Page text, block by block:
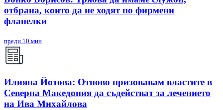
отбрана, които да не ходят по фирмени
фланелки
преди 10 мин
Илияна Йотова: Отново призовавам властите в
Северна Македония да съдействат за лечението
на Ива Михайлова